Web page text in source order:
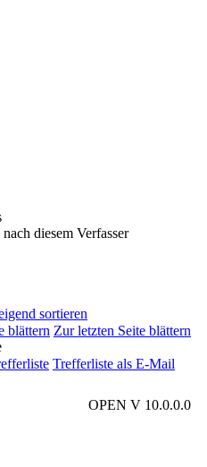
nach diesem Verfasser
sortieren
blättern Zur letzten Seite blättern
Trefferliste als E-Mail
OPEN V 10.0.0.0